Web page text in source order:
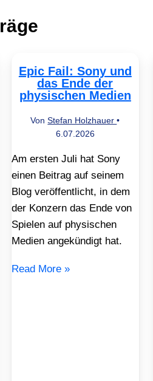
Epic Fail: Sony und
das Ende der
physischen Medien
VonStefan Holzhauer•
6.07.2026
Am ersten Juli hat Sony
einen Beitrag auf seinem
Blog veröffentlicht, in dem
der Konzern das Ende von
Spielen auf physischen
Medien angekündigt hat.
Read More »